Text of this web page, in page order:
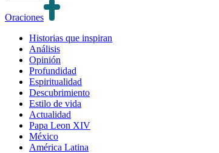
Oraciones
Historias que inspiran
Análisis
Opinión
Profundidad
Espiritualidad
Descubrimiento
Estilo de vida
Actualidad
Papa Leon XIV
México
América Latina